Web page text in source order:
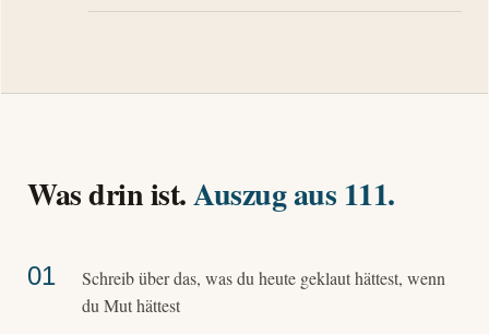
Was drin ist.Auszug aus 111.
01
Schreib über das, was du heute geklaut hättest, wenn
du Mut hättest